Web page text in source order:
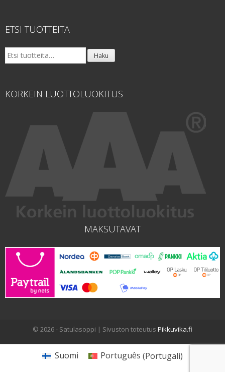
ETSI TUOTTEITA
Etsi: Haku
KORKEIN LUOTTOLUOKITUS
MAKSUTAVAT
© 2026 - Satulasoppi | Sivuston toteutus Pikkuvika.fi
Suomi Português (Portugali)